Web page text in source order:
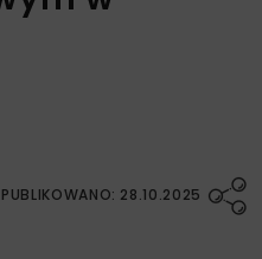
28.10.2025